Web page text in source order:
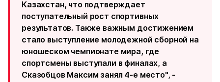
Казахстан, что подтверждает
поступательный рост спортивных
результатов. Также важным достижением
стало выступление молодежной сборной на
юношеском чемпионате мира, где
спортсмены выступали в финалах, а
Сказобцов Максим занял 4-е место", -